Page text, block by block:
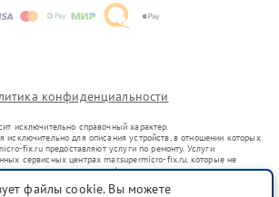
конфиденциальности
исключительно справочный характер.
исключительно для описания устройств, в отношении которых
fix.ru предоставляют услуги по ремонту. Услуги
сервисных центрах mar.supermicro-fix.ru, которые не
товарных знаков или их официальными представителями.
уже введенных в гражданский оборот в соответствии
файлы cookie. Вы можете